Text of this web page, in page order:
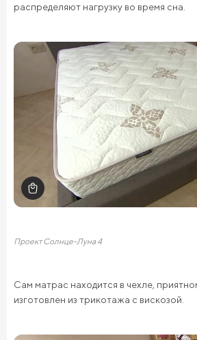
распределяют нагрузку во время сна.
Проект Солнце-Луна 4
Сам матрас находится в чехле,
изготовлен из трикотажа с вискозой.